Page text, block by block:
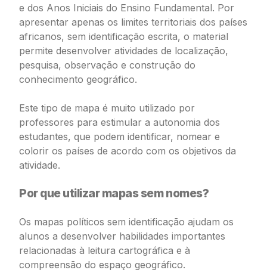
e dos Anos Iniciais do Ensino Fundamental. Por
apresentar apenas os limites territoriais dos países
africanos, sem identificação escrita, o material
permite desenvolver atividades de localização,
pesquisa, observação e construção do
conhecimento geográfico.
Este tipo de mapa é muito utilizado por
professores para estimular a autonomia dos
estudantes, que podem identificar, nomear e
colorir os países de acordo com os objetivos da
atividade.
Por que utilizar mapas sem nomes?
Os mapas políticos sem identificação ajudam os
alunos a desenvolver habilidades importantes
relacionadas à leitura cartográfica e à
compreensão do espaço geográfico.